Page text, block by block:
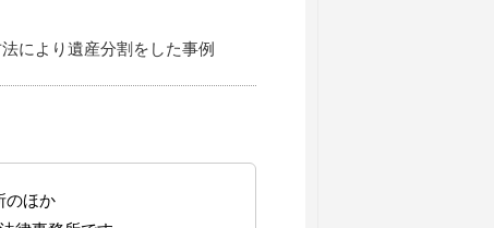
により遺産分割をした事例
のほか